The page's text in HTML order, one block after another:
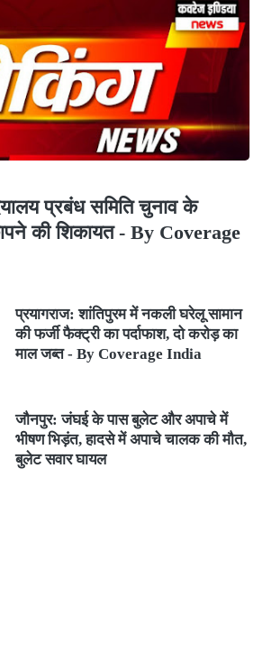
प्रबंध समिति चुनाव के
की शिकायत - By Coverage
प्रयागराज: शांतिपुरम में नकली घरेलू सामान
की फर्जी फैक्ट्री का पर्दाफाश, दो करोड़ का
माल जब्त - By Coverage India
जौनपुर: जंघई के पास बुलेट और अपाचे में
भीषण भिड़ंत, हादसे में अपाचे चालक की मौत,
बुलेट सवार घायल